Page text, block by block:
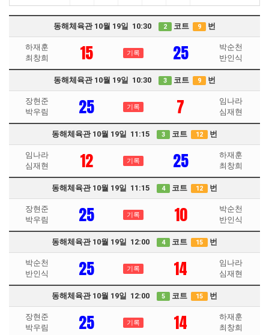
동해체육관 10월 19일 10:30 2 코트 9 번
하재훈
최창희
15 기록 25
박순천
반인식
동해체육관 10월 19일 10:30 3 코트 9 번
장현준
박우림
25 기록 7
임나라
심재현
동해체육관 10월 19일 11:15 3 코트 12 번
임나라
심재현
12 기록 25
하재훈
최창희
동해체육관 10월 19일 11:15 4 코트 12 번
장현준
박우림
25 기록 10
박순천
반인식
동해체육관 10월 19일 12:00 4 코트 15 번
박순천
반인식
25 기록 14
임나라
심재현
동해체육관 10월 19일 12:00 5 코트 15 번
장현준
박우림
25 기록 14
하재훈
최창희